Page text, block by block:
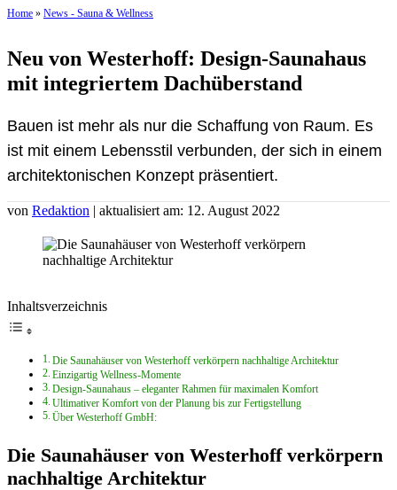
Home » News - Sauna & Wellness
Neu von Westerhoff: Design-Saunahaus
mit integriertem Dachüberstand
Bauen ist mehr als nur die Schaffung von Raum. Es
ist mit einem Lebensstil verbunden, der sich in einem
architektonischen Konzept präsentiert.
von Redaktion | aktualisiert am: 12. August 2022
Inhaltsverzeichnis
Die Saunahäuser von Westerhoff verkörpern nachhaltige Architektur
Einzigartig Wellness-Momente
Design-Saunahaus – eleganter Rahmen für maximalen Komfort
Ultimativer Komfort von der Planung bis zur Fertigstellung
Über Westerhoff GmbH:
Die Saunahäuser von Westerhoff verkörpern
nachhaltige Architektur